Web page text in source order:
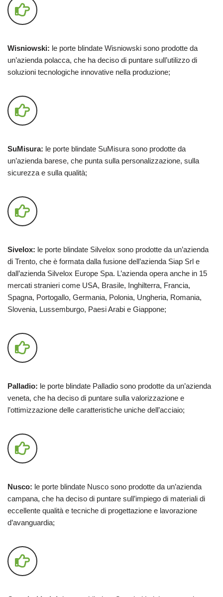
Wisniowski: le porte blindate Wisniowski sono prodotte da
un’azienda polacca, che ha deciso di puntare sull’utilizzo di
soluzioni tecnologiche innovative nella produzione;
SuMisura: le porte blindate SuMisura sono prodotte da
un’azienda barese, che punta sulla personalizzazione, sulla
sicurezza e sulla qualità;
Sivelox: le porte blindate Silvelox sono prodotte da un’azienda
di Trento, che è formata dalla fusione dell’azienda Siap Srl e
dall’azienda Silvelox Europe Spa. L’azienda opera anche in 15
mercati stranieri come USA, Brasile, Inghilterra, Francia,
Spagna, Portogallo, Germania, Polonia, Ungheria, Romania,
Slovenia, Lussemburgo, Paesi Arabi e Giappone;
Palladio: le porte blindate Palladio sono prodotte da un’azienda
veneta, che ha deciso di puntare sulla valorizzazione e
l’ottimizzazione delle caratteristiche uniche dell’acciaio;
Nusco: le porte blindate Nusco sono prodotte da un’azienda
campana, che ha deciso di puntare sull’impiego di materiali di
eccellente qualità e tecniche di progettazione e lavorazione
d’avanguardia;